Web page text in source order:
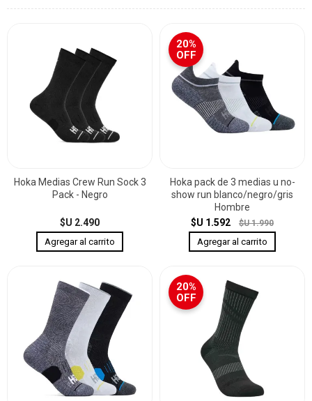
Hoka Medias Crew Run Sock 3
Pack - Negro
$U 2.490
20%
OFF
Hoka pack de 3 medias u no-
show run blanco/negro/gris
Hombre
$U 1.592
$U 1.990
20%
OFF